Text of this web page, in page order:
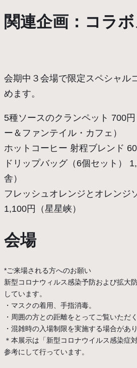
関連企画：コラ
会期中３会場で限定スペシャル
めます。
5種ソースのクランペット 700
ー＆ファンテイル・カフェ）
ホットコーヒー 射程ブレンド
ドリップバッグ（6個セット）
舎）
フレッシュオレンジとオレンジ
1,100円（星星峡）
会場
*ご来場される方へのお願い
新型コロナウィルス感染予防および拡大
しています。
・マスクの着用、手指消毒。
・周囲の方との距離をとってご覧いただく
・混雑時の入場制限を実施する場合があり
＊本展示は「新型コロナウイルス感染症
参考にして行っています。